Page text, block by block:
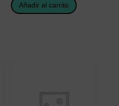
Añadir al carrito